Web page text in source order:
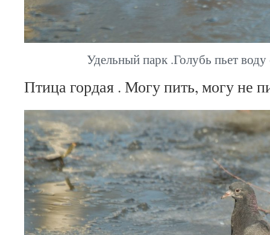
Удельный парк .Голубь пьет
Птица гордая . Могу пить, могу не